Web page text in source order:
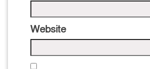
Website